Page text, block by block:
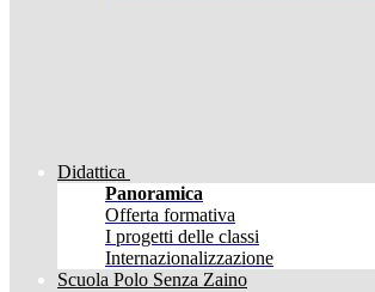
Didattica
Panoramica
Offerta formativa
I progetti delle classi
Internazionalizzazione
Scuola Polo Senza Zaino